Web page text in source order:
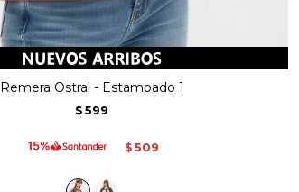
Remera Ostral - Estampado 1
$ 599
$ 509